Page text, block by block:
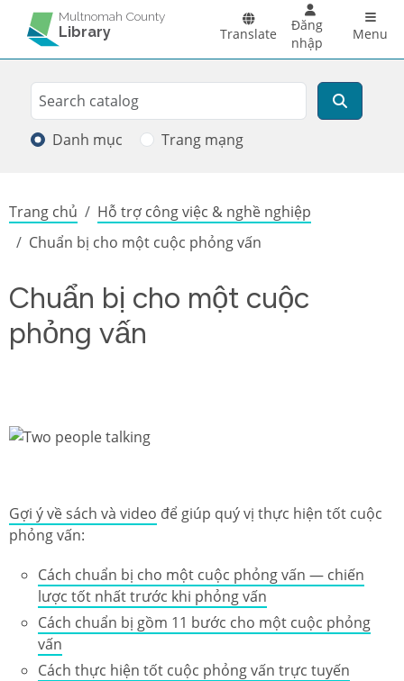
Skip to main content
Multnomah County
Library Translate
Đăng
nhập
Menu
Search
Tìm kiếm
Danh mục Trang mạng
Breadcrumb
Trang chủ
Hỗ trợ công việc & nghề nghiệp
Chuẩn bị cho một cuộc phỏng vấn
Chuẩn bị cho một cuộc
phỏng vấn
Gợi ý về sách và video để giúp quý vị thực hiện tốt cuộc
phỏng vấn:
Cách chuẩn bị cho một cuộc phỏng vấn — chiến
lược tốt nhất trước khi phỏng vấn
Cách chuẩn bị gồm 11 bước cho một cuộc phỏng
vấn
Cách thực hiện tốt cuộc phỏng vấn trực tuyến